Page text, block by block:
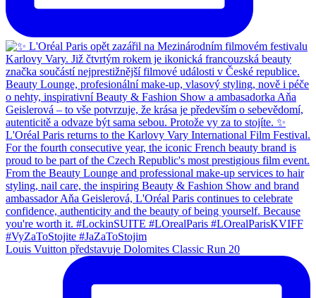
Louis Vuitton představuje Dolomites Classic Run 20